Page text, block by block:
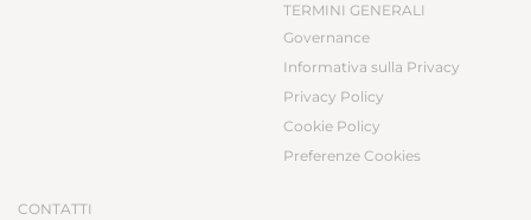
TERMINI GENERALI
Governance
Informativa sulla Privacy
Privacy Policy
Cookie Policy
Preferenze Cookies
CONTATTI